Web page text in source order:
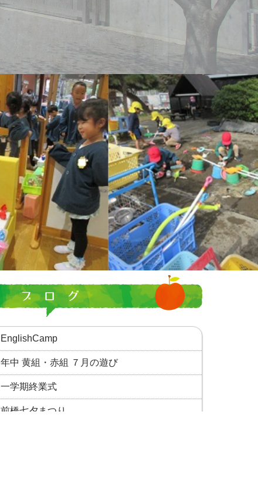
EnglishCamp
年中 黄組・赤組 ７月の遊び
一学期終業式
前橋七夕まつり